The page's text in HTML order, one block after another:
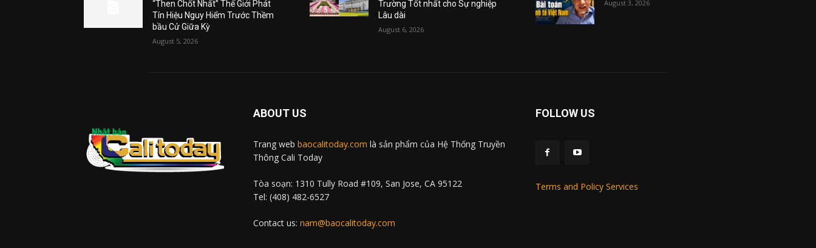
“Then Chốt Nhất” Thế Giới Phát
Tín Hiệu Nguy Hiểm Trước Thềm
bầu Cử Giữa Kỳ
August 5, 2026
Trường Tốt nhất cho Sự nghiệp
Lâu dài
August 6, 2026
August 3, 2026
ABOUT US
Trang web baocalitoday.com là sản phẩm của Hệ Thống Truyền
Thông Cali Today
Tòa soạn: 1310 Tully Road #109, San Jose, CA 95122
Tel: (408) 482-6527
Contact us: nam@baocalitoday.com
FOLLOW US
Terms and Policy Services